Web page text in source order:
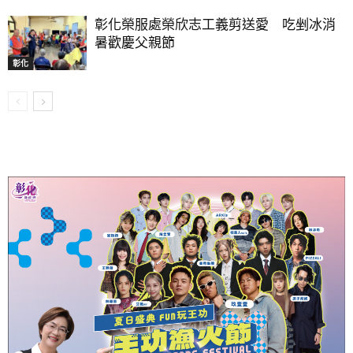
彰化
彰化榮服處榮欣志工義剪送愛 吃剉冰消
暑歡慶父親節